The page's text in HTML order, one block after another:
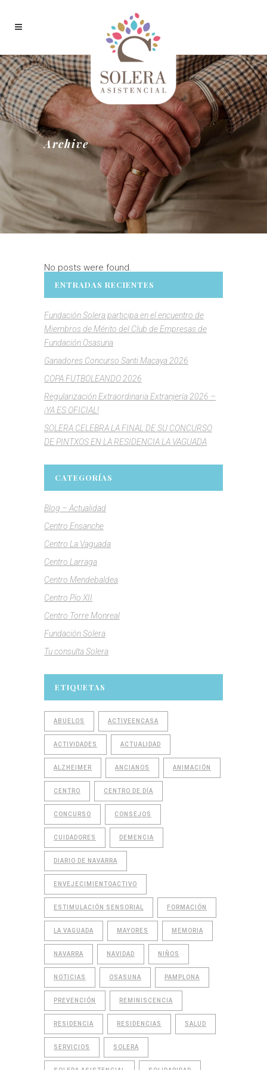
Archive
No posts were found.
ENTRADAS RECIENTES
Fundación Solera participa en el encuentro de
Miembros de Mérito del Club de Empresas de
Fundación Osasuna
Ganadores Concurso Santi Macaya 2026
COPA FUTBOLEANDO 2026
Regularización Extraordinaria Extranjería 2026 –
¡YA ES OFICIAL!
SOLERA CELEBRA LA FINAL DE SU CONCURSO
DE PINTXOS EN LA RESIDENCIA LA VAGUADA
CATEGORÍAS
Blog – Actualidad
Centro Ensanche
Centro La Vaguada
Centro Larraga
Centro Mendebaldea
Centro Pío XII
Centro Torre Monreal
Fundación Solera
Tu consulta Solera
ETIQUETAS
ABUELOS ACTIVEENCASA
ACTIVIDADES ACTUALIDAD
ALZHEIMER ANCIANOS ANIMACIÓN
CENTRO CENTRO DE DÍA
CONCURSO CONSEJOS
CUIDADORES DEMENCIA
DIARIO DE NAVARRA
ENVEJECIMIENTOACTIVO
ESTIMULACIÓN SENSORIAL FORMACIÓN
LA VAGUADA MAYORES MEMORIA
NAVARRA NAVIDAD NIÑOS
NOTICIAS OSASUNA PAMPLONA
PREVENCIÓN REMINISCENCIA
RESIDENCIA RESIDENCIAS SALUD
SERVICIOS SOLERA